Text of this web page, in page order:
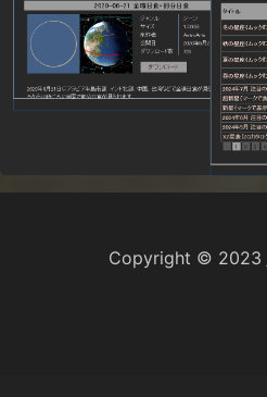
Copyright © 2023